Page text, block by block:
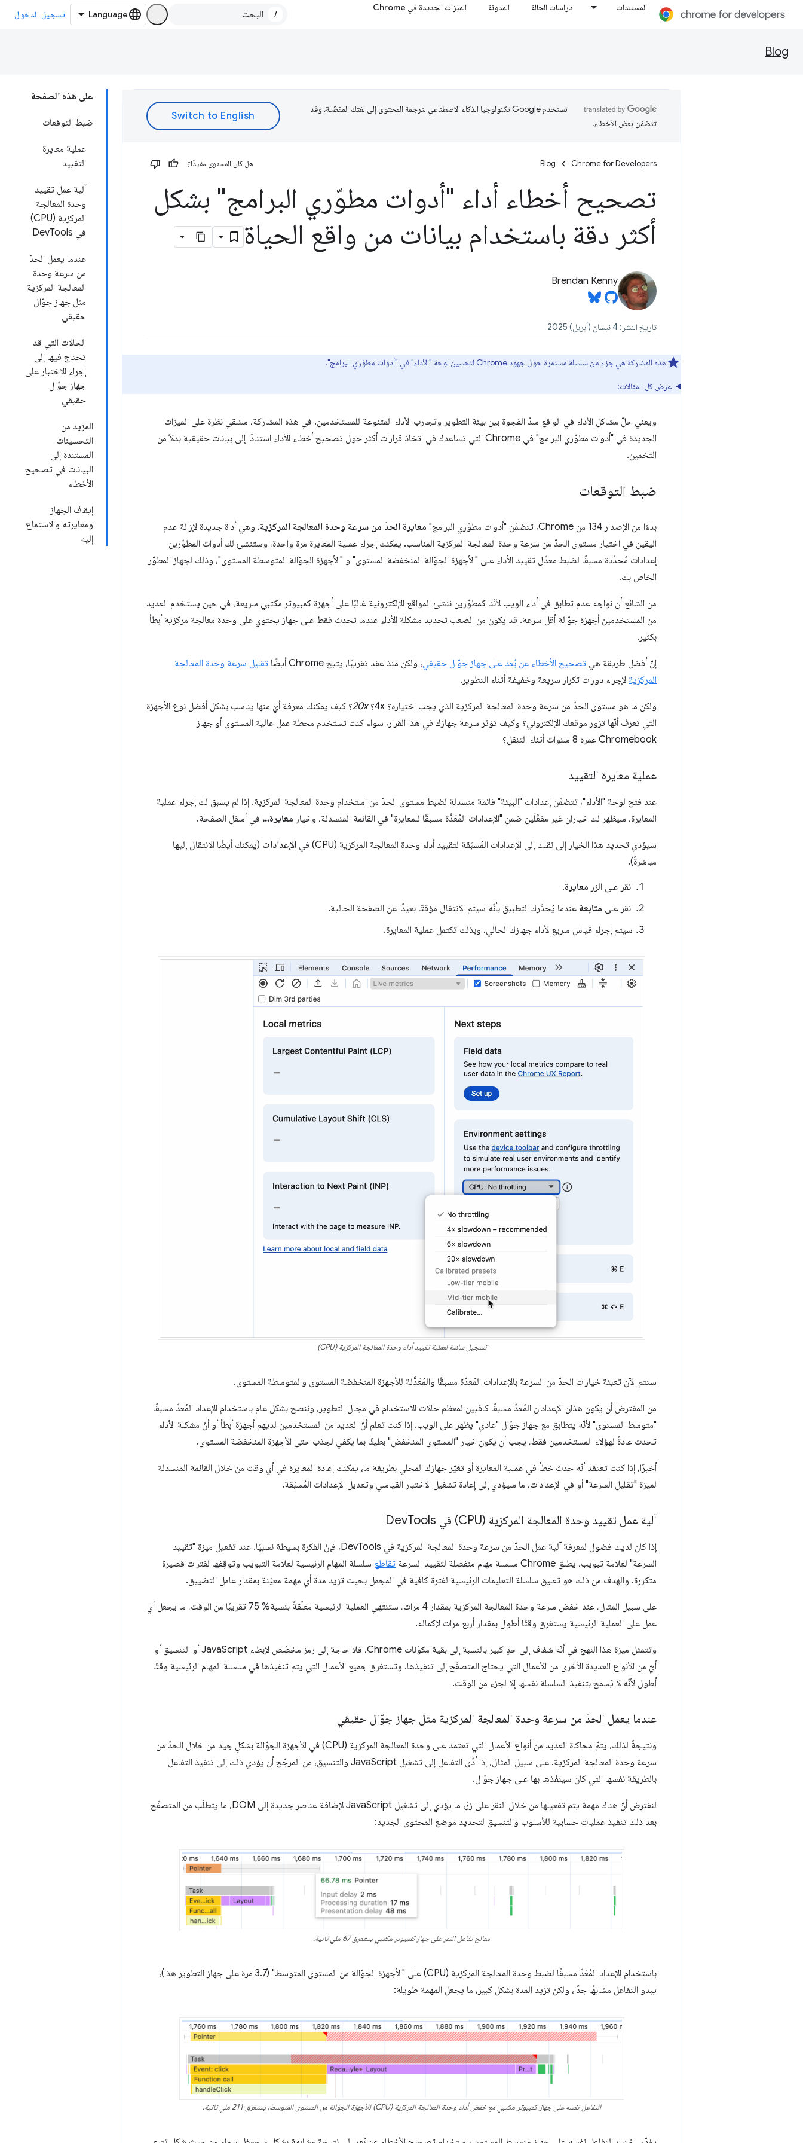
المستندات دراسات الحالة المدونة الميزات الجديدة في Chrome
/ تسجيل الدخول
Blog
على هذه الصفحة
ضبط التوقعات
عملية معايرة
التقييد
آلية عمل تقييد
وحدة المعالجة
المركزية (CPU)
في DevTools
عندما يعمل الحدّ
من سرعة وحدة
المعالجة المركزية
مثل جهاز جوّال
حقيقي
الحالات التي قد
تحتاج فيها إلى
إجراء الاختبار على
جهاز جوّال
حقيقي
المزيد من
التحسينات
المستندة إلى
البيانات في تصحيح
الأخطاء
إيقاف الجهاز
ومعايرته والاستماع
إليه
تستخدم Google تكنولوجيا الذكاء الاصطناعي لترجمة المحتوى إلى لغتك المفضّلة، وقد
تتضمّن بعض الأخطاء.
Chrome for Developers
Blog هل كان المحتوى مفيدًا؟
تصحيح أخطاء أداء "أدوات مطوّري البرامج" بشكل
أكثر دقة باستخدام بيانات من واقع الحياة
Brendan Kenny
تاريخ النشر: 4 نيسان (أبريل) 2025
هذه المشاركة هي جزء من سلسلة مستمرة حول جهود Chrome لتحسين لوحة "الأداء" في "أدوات مطوّري البرامج".
عرض كل المقالات:
ويعني حلّ مشاكل الأداء في الواقع سدّ الفجوة بين بيئة التطوير وتجارب الأداء المتنوعة للمستخدمين. في هذه المشاركة، سنلقي نظرة على الميزات
الجديدة في "أدوات مطوّري البرامج" في Chrome التي تساعدك في اتخاذ قرارات أكثر حول تصحيح أخطاء الأداء استنادًا إلى بيانات حقيقية بدلاً من
التخمين.
ضبط التوقعات
بدءًا من الإصدار 134 من Chrome، تتضمّن "أدوات مطوّري البرامج" معايرة الحدّ من سرعة وحدة المعالجة المركزية، وهي أداة جديدة لإزالة عدم
اليقين في اختيار مستوى الحدّ من سرعة وحدة المعالجة المركزية المناسب. يمكنك إجراء عملية المعايرة مرة واحدة، وستنشئ لك أدوات المطوّرين
إعدادات مُحدَّدة مسبقًا لضبط معدّل تقييد الأداء على "الأجهزة الجوّالة المنخفضة المستوى" و "الأجهزة الجوّالة المتوسطة المستوى"، وذلك لجهاز المطوّر
الخاص بك.
من الشائع أن نواجه عدم تطابق في أداء الويب لأنّنا كمطوّرين ننشئ المواقع الإلكترونية غالبًا على أجهزة كمبيوتر مكتبي سريعة، في حين يستخدم العديد
من المستخدمين أجهزة جوّالة أقل سرعة. قد يكون من الصعب تحديد مشكلة الأداء عندما تحدث فقط على جهاز يحتوي على وحدة معالجة مركزية أبطأ
بكثير.
إنّ أفضل طريقة هي تصحيح الأخطاء عن بُعد على جهاز جوّال حقيقي، ولكن منذ عقد تقريبًا، يتيح Chrome أيضًا
تقليل سرعة وحدة المعالجة
المركزية لإجراء دورات تكرار سريعة وخفيفة أثناء التطوير.
ولكن ما هو مستوى الحدّ من سرعة وحدة المعالجة المركزية الذي يجب اختياره؟ ‫4x؟ 20x؟ كيف يمكنك معرفة أيّ منها يناسب بشكل أفضل نوع الأجهزة
التي تعرف أنّها تزور موقعك الإلكتروني؟ وكيف تؤثر سرعة جهازك في هذا القرار، سواء كنت تستخدم محطة عمل عالية المستوى أو جهاز
Chromebook عمره 8 سنوات أثناء التنقل؟
عملية معايرة التقييد
عند فتح لوحة "الأداء"، تتضمّن إعدادات "البيئة" قائمة منسدلة لضبط مستوى الحدّ من استخدام وحدة المعالجة المركزية. إذا لم يسبق لك إجراء عملية
المعايرة، سيظهر لك خياران غير مفعَّلَين ضمن "الإعدادات المُعَدَّة مسبقًا للمعايرة" في القائمة المنسدلة، وخيار معايرة… في أسفل الصفحة.
سيؤدي تحديد هذا الخيار إلى نقلك إلى الإعدادات المُسبَقة لتقييد أداء وحدة المعالجة المركزية (CPU) في الإعدادات (يمكنك أيضًا الانتقال إليها
مباشرةً).
انقر على الزر معايرة.
انقر على متابعة عندما يُحذّرك التطبيق بأنّه سيتم الانتقال مؤقتًا بعيدًا عن الصفحة الحالية.
سيتم إجراء قياس سريع لأداء جهازك الحالي، وبذلك تكتمل عملية المعايرة.
تسجيل شاشة لعملية تقييد أداء وحدة المعالجة المركزية (CPU)
ستتم الآن تعبئة خيارات الحدّ من السرعة بالإعدادات المُعدّة مسبقًا والمُعَدَّلة للأجهزة المنخفضة المستوى والمتوسطة المستوى.
من المفترض أن يكون هذان الإعدادان المُعدّ مسبقًا كافيين لمعظم حالات الاستخدام في مجال التطوير، وننصح بشكل عام باستخدام الإعداد المُعدّ مسبقًا
"متوسط المستوى" لأنّه يتطابق مع جهاز جوّال "عادي" يظهر على الويب. إذا كنت تعلم أنّ العديد من المستخدمين لديهم أجهزة أبطأ أو أنّ مشكلة الأداء
تحدث عادةً لهؤلاء المستخدمين فقط، يجب أن يكون خيار "المستوى المنخفض" بطيئًا بما يكفي لجذب حتى الأجهزة المنخفضة المستوى.
أخيرًا، إذا كنت تعتقد أنّه حدث خطأ في عملية المعايرة أو تغيّر جهازك المحلي بطريقة ما، يمكنك إعادة المعايرة في أي وقت من خلال القائمة المنسدلة
لميزة "تقليل السرعة" أو في الإعدادات، ما سيؤدي إلى إعادة تشغيل الاختبار القياسي وتعديل الإعدادات المُسبَقة.
آلية عمل تقييد وحدة المعالجة المركزية (CPU) في Dev Tools
إذا كان لديك فضول لمعرفة آلية عمل الحدّ من سرعة وحدة المعالجة المركزية في DevTools، فإنّ الفكرة بسيطة نسبيًا. عند تفعيل ميزة "تقييد
السرعة" لعلامة تبويب، يطلق Chrome سلسلة مهام منفصلة لتقييد السرعة
تقاطع سلسلة المهام الرئيسية لعلامة التبويب وتوقِفها لفترات قصيرة
متكررة. والهدف من ذلك هو تعليق سلسلة التعليمات الرئيسية لفترة كافية في المجمل بحيث تزيد مدة أي مهمة معيّنة بمقدار عامل التضييق.
على سبيل المثال، عند خفض سرعة وحدة المعالجة المركزية بمقدار 4 مرات، ستنتهي العملية الرئيسية معلّقةً بنسبة% 75 تقريبًا من الوقت، ما يجعل أي
عمل على العملية الرئيسية يستغرق وقتًا أطول بمقدار أربع مرات لإكماله.
وتتمثل ميزة هذا النهج في أنّه شفاف إلى حدٍ كبير بالنسبة إلى بقية مكوّنات Chrome، فلا حاجة إلى رمز مخصّص لإبطاء JavaScript أو التنسيق أو
أيّ من الأنواع العديدة الأخرى من الأعمال التي يحتاج المتصفّح إلى تنفيذها. وتستغرق جميع الأعمال التي يتم تنفيذها في سلسلة المهام الرئيسية وقتًا
أطول لأنّه لا يُسمح بتنفيذ السلسلة نفسها إلا لجزء من الوقت.
عندما يعمل الحدّ من سرعة وحدة المعالجة المركزية مثل جهاز جوّال حقيقي
ونتيجةً لذلك، يتمّ محاكاة العديد من أنواع الأعمال التي تعتمد على وحدة المعالجة المركزية (CPU) في الأجهزة الجوّالة بشكلٍ جيد من خلال الحدّ من
سرعة وحدة المعالجة المركزية. على سبيل المثال، إذا أدّى التفاعل إلى تشغيل JavaScript والتنسيق، من المرجّح أن يؤدي ذلك إلى تنفيذ التفاعل
بالطريقة نفسها التي كان سينفّذها بها على جهاز جوّال.
لنفترض أنّ هناك مهمة يتم تفعيلها من خلال النقر على زرّ، ما يؤدي إلى تشغيل JavaScript لإضافة عناصر جديدة إلى DOM، ما يتطلّب من المتصفّح
بعد ذلك تنفيذ عمليات حسابية للأسلوب والتنسيق لتحديد موضع المحتوى الجديد:
معالج تفاعل النقر على جهاز كمبيوتر مكتبي يستغرق 67 ملي ثانية.
باستخدام الإعداد المُعَدّ مسبقًا لضبط وحدة المعالجة المركزية (CPU) على "الأجهزة الجوّالة من المستوى المتوسط" (3.7 مرة على جهاز التطوير هذا)،
يبدو التفاعل مشابهًا جدًا، ولكن تزيد المدة بشكل كبير، ما يجعل المهمة طويلة:
التفاعل نفسه على جهاز كمبيوتر مكتبي مع خفض أداء وحدة المعالجة المركزية (CPU) للأجهزة الجوّالة من المستوى المتوسط، يستغرق 211 ملي ثانية.